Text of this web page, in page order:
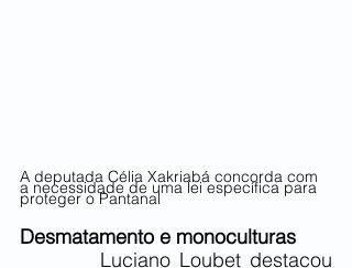
A deputada Célia Xakriabá concorda com
a necessidade de uma lei específica para
proteger o Pantanal
Desmatamento e monoculturas